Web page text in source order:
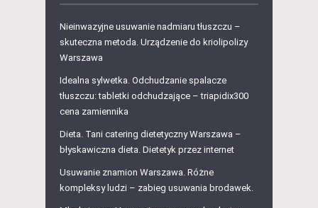
Nieinwazyjne usuwanie nadmiaru tłuszczu –
skuteczna metoda. Urządzenie do kriolipolizy
Warszawa
Idealna sylwetka. Odchudzanie spalacze
tłuszczu: tabletki odchudzające – triapidix300
cena zamiennika
Dieta. Tani catering dietetyczny Warszawa –
błyskawiczna dieta. Dietetyk przez internet
Usuwanie znamion Warszawa. Różne
kompleksy ludzi – zabieg usuwania brodawek.